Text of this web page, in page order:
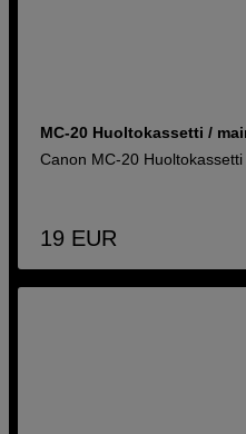
MC-20 Huoltokassetti /
Canon MC-20
19 EUR